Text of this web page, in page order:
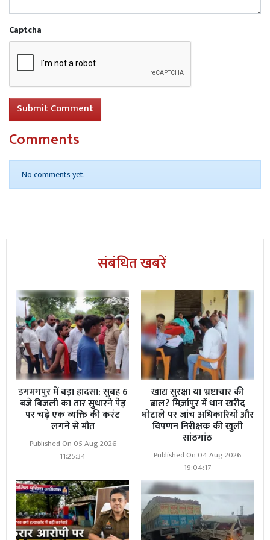
सूचना मिलने के बाद भगवान बाजार थाना पुलिस, एसडीपीओ तथा
वरीय पुलिस अधीक्षक घटनास्थल पर पहुंचे और मामले की जांच
व्याप्त है।
Read More पंचायत समिति की बैठक में फूटा
जनप्रतिनिधियों के गुस्सा
Captcha
Submit Comment
Comments
No comments yet.
संबंधित खबरें
डगमगपुर में बड़ा हादसा: सुबह 6
बजे बिजली का तार सुधारने पेड़
पर चढ़े एक व्यक्ति की करंट
लगने से मौत
Published On 05 Aug 2026
11:25:34
खाद्य सुरक्षा या भ्रष्टाचार की
ढाल? मिर्ज़ापुर में धान खरीद
घोटाले पर जांच अधिकारियों और
विपणन निरीक्षक की खुली
सांठगांठ
Published On 04 Aug 2026
19:04:17